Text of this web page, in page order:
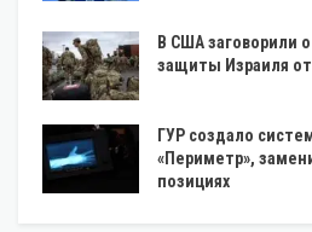
В США заговорили
защиты Израиля
ГУР создало
«Периметр»,
позициях